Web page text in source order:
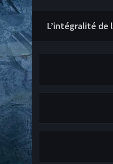
L’intégralité de